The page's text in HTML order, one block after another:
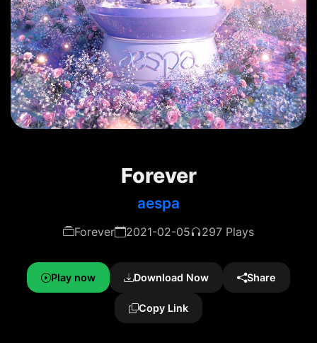
Forever
aespa
Forever 2021-02-05 297 Plays
Play now Download Now Share
Copy Link